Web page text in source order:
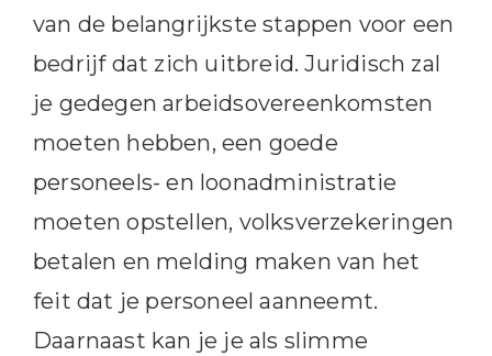
van de belangrijkste stappen voor een
bedrijf dat zich uitbreid. Juridisch zal
je gedegen arbeidsovereenkomsten
moeten hebben, een goede
personeels- en loonadministratie
moeten opstellen, volksverzekeringen
betalen en melding maken van het
feit dat je personeel aanneemt.
Daarnaast kan je je als slimme